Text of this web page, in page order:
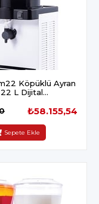
Köpüklü Ayran
L Dijital
₺58.155,54
Sepete Ekle